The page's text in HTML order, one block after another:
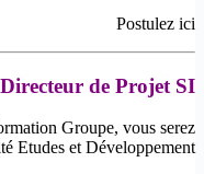
Postulez ici
Directeur de Projet SI
Groupe, vous serez
Etudes et Développement.